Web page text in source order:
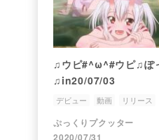
♫ウピ#^ω^#ウピ♫ぽ
♫in20/07/03
デビュー 動画 リリース
ぷっくりプクッター
2020/07/31